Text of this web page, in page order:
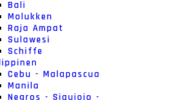
Bali
Molukken
Raja Ampat
Sulawesi
Schiffe
Cebu - Malapascua
Manila
Negros - Siquiojo -